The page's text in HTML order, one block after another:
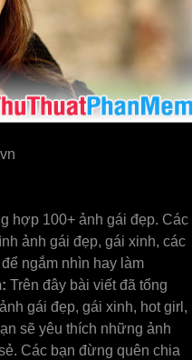
hợp 100+ ảnh gái đẹp. Các
ảnh gái đẹp, gái xinh, các
ngắm nhìn hay làm
Trên đây bài viết đã tổng
gái đẹp, gái xinh, hot girl,
sẽ yêu thích những ảnh
Các bạn đừng quên chia